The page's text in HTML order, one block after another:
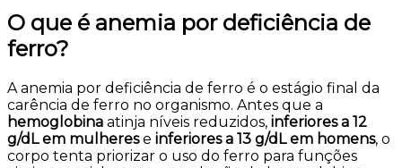
O que é anemia por deficiência de
ferro?
A anemia por deficiência de ferro é o estágio final da
carência de ferro no organismo. Antes que a
hemoglobina atinja níveis reduzidos, inferiores a 12
g/dL em mulherese inferiores a 13 g/dL em homens, o
corpo tenta priorizar o uso do ferro para funções